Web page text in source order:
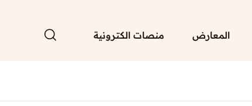
المعارض منصات الكترونية